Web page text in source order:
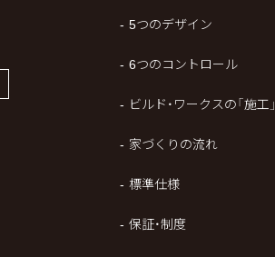
5つのデザイン
6つのコントロール
ビルド・ワークスの「施工」
家づくりの流れ
標準仕様
保証・制度